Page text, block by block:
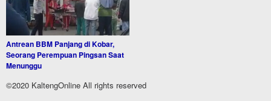
Antrean BBM Panjang di Kobar,
Seorang Perempuan Pingsan Saat
Menunggu
©2020 KaltengOnline All rights reserved